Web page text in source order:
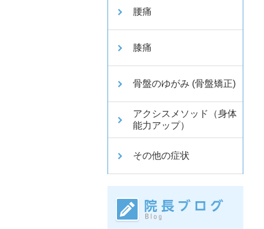
腰痛
膝痛
骨盤のゆがみ (骨盤矯正)
アクシスメソッド（身体
能力アップ）
その他の症状